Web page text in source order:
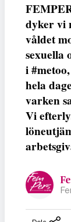
dyker vi
våldet
sexuella
i
hela
varken
Vi